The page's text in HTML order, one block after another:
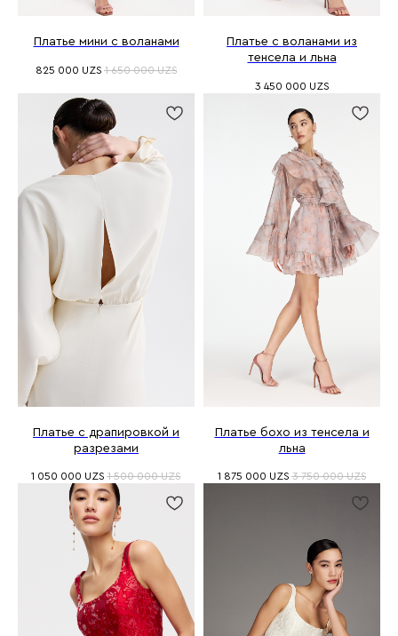
Платье мини с воланами
825 000 UZS 1 650 000 UZS
Платье с воланами из
тенсела и льна
3 450 000 UZS
Платье с драпировкой и
разрезами
1 050 000 UZS 1 500 000 UZS
Платье бохо из тенсела и
льна
1 875 000 UZS 3 750 000 UZS